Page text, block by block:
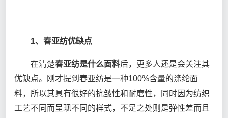
1、春亚纺优缺点
在清楚春亚纺是什么面料后，更多人还是会关注其
优缺点。刚才提到春亚纺是一种100%含量的涤纶面
料，所以其具有很好的抗皱性和耐磨性，同时因为纺织
工艺不同而呈现不同的样式，不足之处则是弹性差而且